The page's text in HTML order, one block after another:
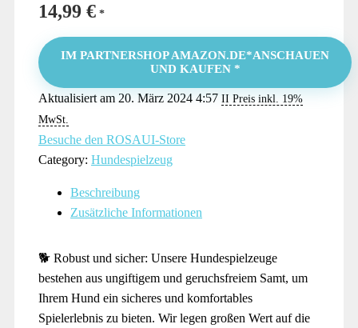
14,99 €
IM PARTNERSHOP AMAZON.DE*ANSCHAUEN
UND KAUFEN *
Aktualisiert am 20. März 2024 4:57 II Preis inkl. 19%
MwSt.
Besuche den ROSAUI-Store
Category: Hundespielzeug
Beschreibung
Zusätzliche Informationen
🐕 Robust und sicher: Unsere Hundespielzeuge
bestehen aus ungiftigem und geruchsfreiem Samt, um
Ihrem Hund ein sicheres und komfortables
Spielerlebnis zu bieten. Wir legen großen Wert auf die